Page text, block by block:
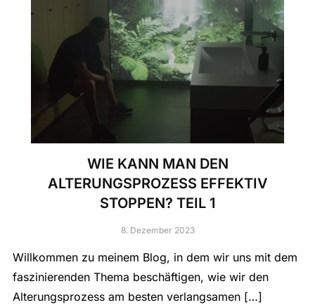
WIE KANN MAN DEN
ALTERUNGSPROZESS EFFEKTIV
STOPPEN? TEIL 1
8. Dezember 2023
Willkommen zu meinem Blog, in dem wir uns mit dem
faszinierenden Thema beschäftigen, wie wir den
Alterungsprozess am besten verlangsamen […]